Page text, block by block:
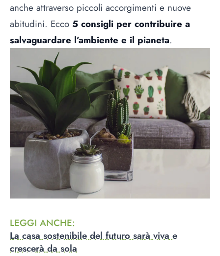
anche attraverso piccoli accorgimenti e nuove
abitudini. Ecco 5 consigli per contribuire a
salvaguardare l’ambiente e il pianeta.
LEGGI ANCHE:
La casa sostenibile del futuro sarà viva e
crescerà da sola